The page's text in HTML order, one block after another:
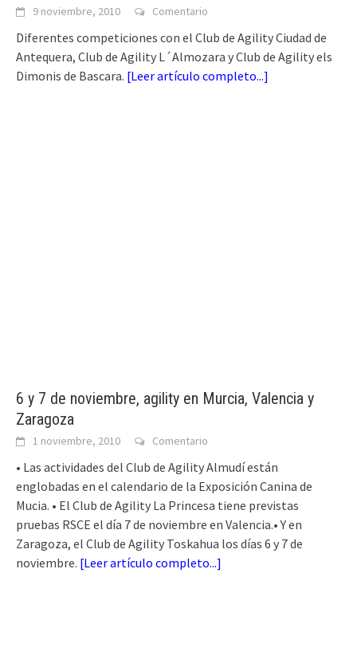
9 noviembre, 2010 Comentario
Diferentes competiciones con el Club de Agility Ciudad de
Antequera, Club de Agility L´Almozara y Club de Agility els
Dimonis de Bascara. [Leer artículo completo...]
6 y 7 de noviembre, agility en Murcia, Valencia y
Zaragoza
1 noviembre, 2010 Comentario
• Las actividades del Club de Agility Almudí están
englobadas en el calendario de la Exposición Canina de
Mucia. • El Club de Agility La Princesa tiene previstas
pruebas RSCE el día 7 de noviembre en Valencia.• Y en
Zaragoza, el Club de Agility Toskahua los días 6 y 7 de
noviembre. [Leer artículo completo...]